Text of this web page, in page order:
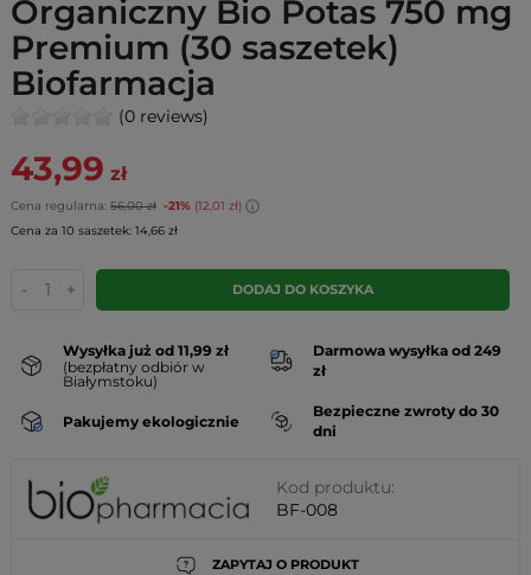
Organiczny Bio Potas 750 mg
Premium (30 saszetek)
Biofarmacja
(0 reviews)
43,99 zł
Cena regularna: 56,00 zł -21% (12,01 zł)
Cena za 10 saszetek: 14,66 zł
- + DODAJ DO KOSZYKA
Wysyłka już od 11,99 zł
(bezpłatny odbiór w
Białymstoku)
Darmowa wysyłka od 249
zł
Pakujemy ekologicznie
Bezpieczne zwroty do 30
dni
Kod produktu:
BF-008
ZAPYTAJ O PRODUKT